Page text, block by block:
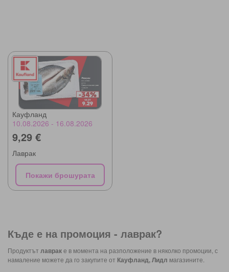
Кауфланд
10.08.2026 - 16.08.2026
9,29 €
Лаврак
Покажи брошурата
Къде е на промоция - лаврак?
Продуктът лавраке в момента на разположение в няколко промоции, с
намаление можете да го закупите от Кауфланд, Лидл магазините.